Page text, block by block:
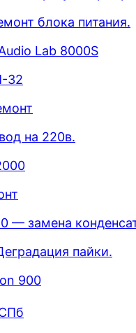
блока питания.
Lab 8000S
32
на 220в.
— замена
пайки.
900